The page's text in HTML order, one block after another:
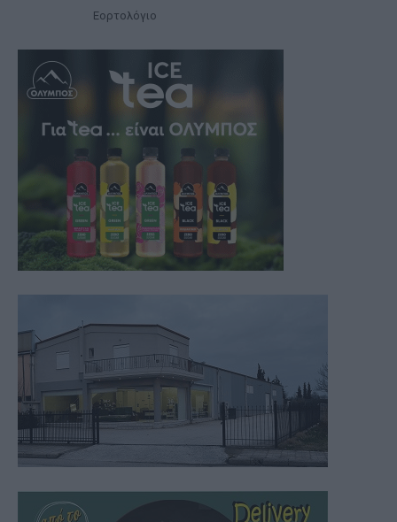
Εορτολόγιο